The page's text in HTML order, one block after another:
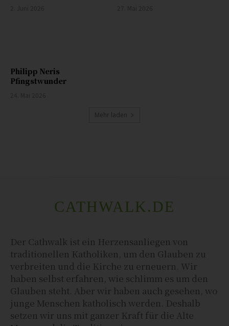
Philipp Neris
Pfingstwunder
Mehr laden
CATHWALK.DE
Der Cathwalk ist ein Herzensanliegen von
traditionellen Katholiken, um den Glauben zu
verbreiten und die Kirche zu erneuern. Wir
haben selbst erfahren, wie schlimm es um den
Glauben steht. Aber wir haben auch gesehen, wo
junge Menschen katholisch werden. Deshalb
setzen wir uns mit ganzer Kraft für die Alte